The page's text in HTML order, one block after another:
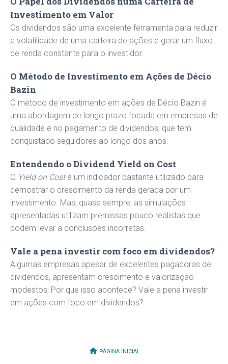
Investimento em Valor
Os dividendos são uma excelente ferramenta para reduzir
a volatilidade de uma carteira de ações e gerar um fluxo
de renda constante para o investidor.
O Método de Investimento em Ações de Décio
Bazin
O método de investimento em ações de Décio Bazin é
uma abordagem de longo prazo focada em empresas de
qualidade e no pagamento de dividendos, que tem
conquistado seguidores ao longo dos anos.
Entendendo o Dividend Yield on Cost
O Yield on Costé um indicador bastante utilizado para
demostrar o crescimento da renda gerada por um
investimento. Mas, quase sempre, as simulações
apresentadas utilizam premissas pouco realistas que
podem levar a conclusões incorretas.
Vale a pena investir com foco em dividendos?
Algumas empresas apesar de excelentes pagadoras de
dividendos, apresentam crescimento e valorização
modestos; Por que isso acontece? Vale a pena investir
em ações com foco em dividendos?
PÁGINA INICIAL